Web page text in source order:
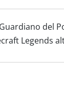
del
Legends